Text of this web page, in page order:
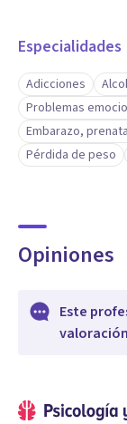
Especialidades
Adicciones
Problemas
Embarazo,
Pérdida de peso
Opiniones
Este
valoración